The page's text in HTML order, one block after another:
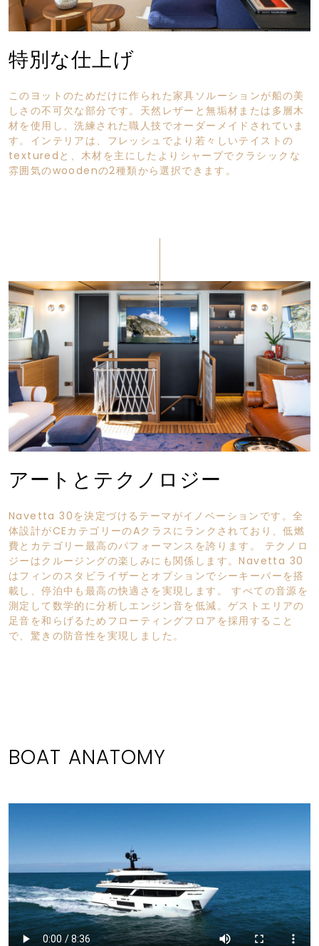
特別な仕上げ
このヨットのためだけに作られた家具ソルーションが船の美
しさの不可欠な部分です。天然レザーと無垢材または多層木
材を使用し、洗練された職人技でオーダーメイドされていま
す。インテリアは、フレッシュでより若々しいテイストの
texturedと、木材を主にしたよりシャープでクラシックな
雰囲気のwoodenの2種類から選択できます。
アートとテクノロジー
Navetta 30を決定づけるテーマがイノベーションです。全
体設計がCEカテゴリーのAクラスにランクされており、低燃
費とカテゴリー最高のパフォーマンスを誇ります。 テクノロ
ジーはクルージングの楽しみにも関係します。Navetta 30
はフィンのスタビライザーとオプションでシーキーパーを搭
載し、停泊中も最高の快適さを実現します。 すべての音源を
測定して数学的に分析しエンジン音を低減。ゲストエリアの
足音を和らげるためフローティングフロアを採用すること
で、驚きの防音性を実現しました。
BOAT ANATOMY